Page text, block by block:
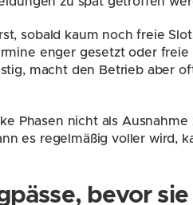
sobald kaum noch freie
enger gesetzt oder
macht den Betrieb aber
Phasen nicht als
es regelmäßig voller wird,
bevor